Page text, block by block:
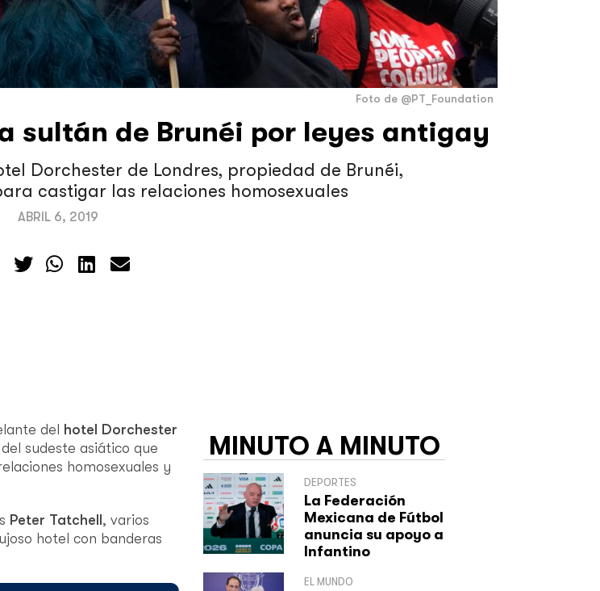
Foto de @PT_Foundation
sultán de Brunéi por leyes antigay
Dorchester de Londres, propiedad de Brunéi,
castigar las relaciones homosexuales
ABRIL 6, 2019
del
hotel Dorchester
sudeste asiático que
homosexuales y
Peter Tatchell , varios
hotel con banderas
MINUTO A MINUTO
DEPORTES
La Federación
Mexicana de Fútbol
anuncia su apoyo a
Infantino
EL MUNDO